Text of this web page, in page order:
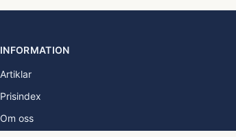
INFORMATION
Artiklar
Prisindex
Om oss